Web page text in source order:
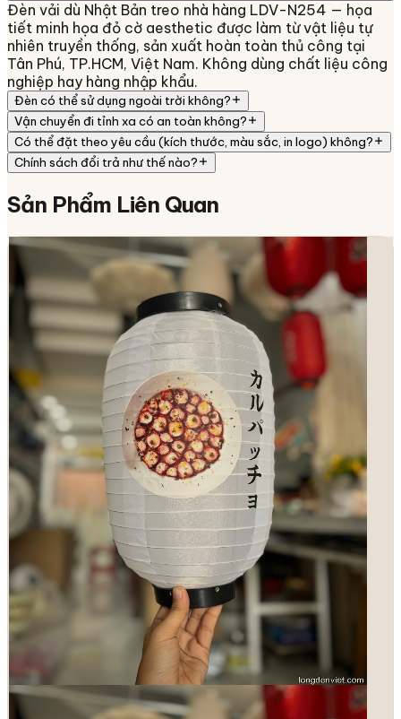
Đèn vải dù Nhật Bản treo nhà hàng LDV-N254 — họa
tiết minh họa đỏ cờ aesthetic được làm từ vật liệu tự
nhiên truyền thống, sản xuất hoàn toàn thủ công tại
Tân Phú, TP.HCM, Việt Nam. Không dùng chất liệu công
nghiệp hay hàng nhập khẩu.
Đèn có thể sử dụng ngoài trời không?
Vận chuyển đi tỉnh xa có an toàn không?
Có thể đặt theo yêu cầu (kích thước, màu sắc, in logo) không?
Chính sách đổi trả như thế nào?
Sản Phẩm Liên Quan